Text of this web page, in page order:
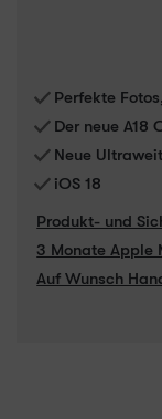
Perfekte
Der neue A18
Neue
iOS 18
Produkt- und
3 Monate Apple
Auf Wunsch